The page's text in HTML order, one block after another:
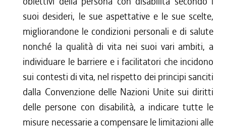
suoi desideri, le sue aspettative e le sue scelte,
migliorandone le condizioni personali e di salute
nonché la qualità di vita nei suoi vari ambiti, a
individuare le barriere e i facilitatori che incidono
sui contesti di vita, nel rispetto dei principi sanciti
dalla Convenzione delle Nazioni Unite sui diritti
delle persone con disabilità, a indicare tutte le
misure necessarie a compensare le limitazioni alle